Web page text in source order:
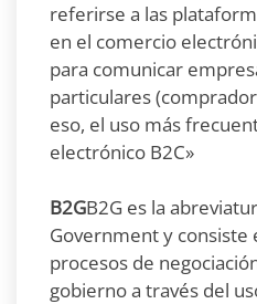
referirse a las
en el comercio
para comunicar
particulares
eso, el uso más
electrónico B2C»
B2GB2G es la
Government y consiste
procesos de
gobierno a través del